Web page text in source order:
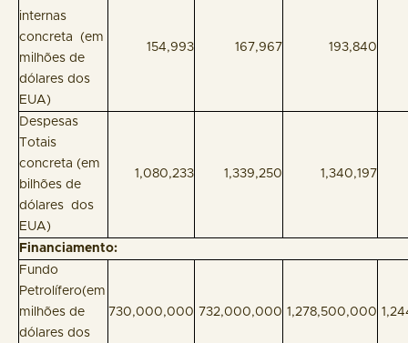
internas
concreta (em
milhões de
dólares dos
EUA)
154,993 167,967 193,840
Despesas
Totais
concreta (em
bilhões de
dólares dos
EUA)
1,080,233 1,339,250 1,340,197
Financiamento:
Fundo
Petrolífero(em
milhões de
dólares dos
730,000,000 732,000,000 1,278,500,000